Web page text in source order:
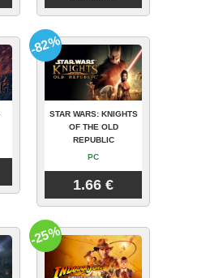
STAR WARS: KNIGHTS
OF THE OLD
REPUBLIC
PC
1.66 €
-82%
-25%